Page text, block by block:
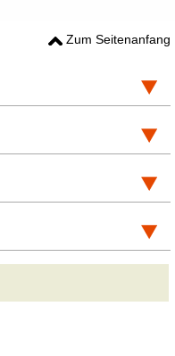
Zum Seitenanfang